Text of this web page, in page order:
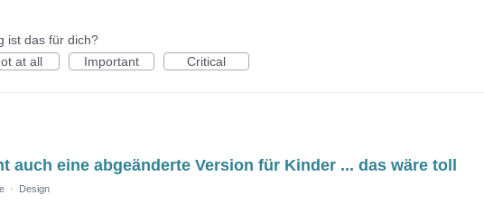
ist das für dich?
at all
Important Critical
auch eine abgeänderte Version für Kinder ... das wäre toll
· Design